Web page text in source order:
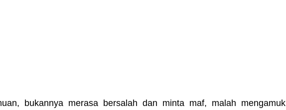
bukannya merasa bersalah dan minta maf, malah mengamuk